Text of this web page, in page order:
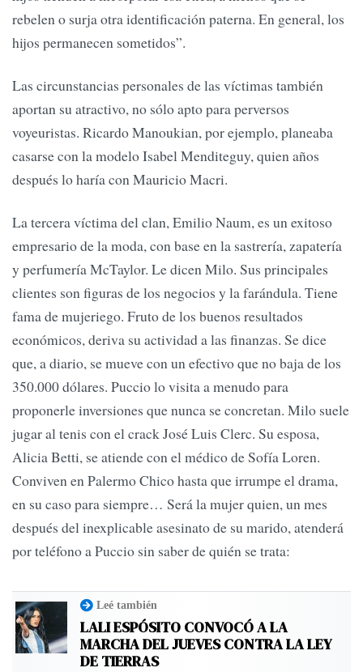
rebelen o surja otra identificación paterna. En general, los
hijos permanecen sometidos”.
Las circunstancias personales de las víctimas también
aportan su atractivo, no sólo apto para perversos
voyeuristas. Ricardo Manoukian, por ejemplo, planeaba
casarse con la modelo Isabel Menditeguy, quien años
después lo haría con Mauricio Macri.
La tercera víctima del clan, Emilio Naum, es un exitoso
empresario de la moda, con base en la sastrería, zapatería
y perfumería McTaylor. Le dicen Milo. Sus principales
clientes son figuras de los negocios y la farándula. Tiene
fama de mujeriego. Fruto de los buenos resultados
económicos, deriva su actividad a las finanzas. Se dice
que, a diario, se mueve con un efectivo que no baja de los
350.000 dólares. Puccio lo visita a menudo para
proponerle inversiones que nunca se concretan. Milo suele
jugar al tenis con el crack José Luis Clerc. Su esposa,
Alicia Betti, se atiende con el médico de Sofía Loren.
Conviven en Palermo Chico hasta que irrumpe el drama,
en su caso para siempre… Será la mujer quien, un mes
después del inexplicable asesinato de su marido, atenderá
por teléfono a Puccio sin saber de quién se trata:
Leé también
LALI ESPÓSITO CONVOCÓ A LA
MARCHA DEL JUEVES CONTRA LA LEY
DE TIERRAS